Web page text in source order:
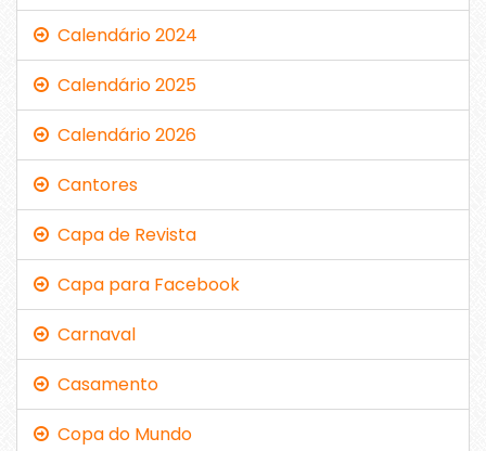
Calendário 2024
Calendário 2025
Calendário 2026
Cantores
Capa de Revista
Capa para Facebook
Carnaval
Casamento
Copa do Mundo